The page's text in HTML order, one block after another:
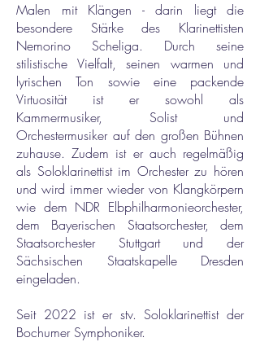
Malen mit Klängen - darin liegt die
besondere Stärke des Klarinettisten
Nemorino Scheliga. Durch seine
stilistische Vielfalt, seinen warmen und
lyrischen Ton sowie eine packende
Virtuosität ist er sowohl als
Kammermusiker, Solist und
Orchestermusiker auf den großen Bühnen
zuhause. Zudem ist er auch regelmäßig
als Soloklarinettist im Orchester zu hören
und wird immer wieder von Klangkörpern
wie dem NDR Elbphilharmonieorchester,
dem Bayerischen Staatsorchester, dem
Staatsorchester Stuttgart und der
Sächsischen Staatskapelle Dresden
eingeladen.
Seit 2022 ist er stv. Soloklarinettist der
Bochumer Symphoniker.